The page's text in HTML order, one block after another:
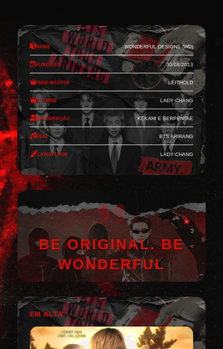
Nome Wonderful Designs (WD)
Fundado 30/08/2013
Web-Master Leithold
Co-Web Lady-Chang
Moderação Kekahi e Serpentae
Feat BTS Arirang
Layout por Lady-Chang
BE ORIGINAL. BE
WONDERFUL
EM ALTA